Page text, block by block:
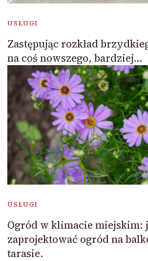
USŁUGI
Zastępując rozkład
na coś nowszego, bardziej…
USŁUGI
Ogród w klimacie miejskim:
zaprojektować ogród na
tarasie.